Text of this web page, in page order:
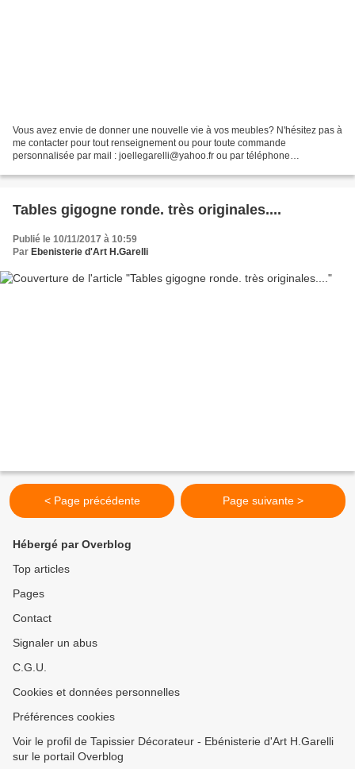
Vous avez envie de donner une nouvelle vie à vos meubles? N'hésitez pas à
me contacter pour tout renseignement ou pour toute commande
personnalisée par mail : joellegarelli@yahoo.fr ou par téléphone
Tables gigogne ronde. très originales....
Publié le 10/11/2017 à 10:59
Par Ebenisterie d'Art H.Garelli
< Page précédente Page suivante >
Hébergé par Overblog
Top articles
Pages
Contact
Signaler un abus
C.G.U.
Cookies et données personnelles
Préférences cookies
Voir le profil de Tapissier Décorateur - Ebénisterie d'Art H.Garelli
sur le portail Overblog